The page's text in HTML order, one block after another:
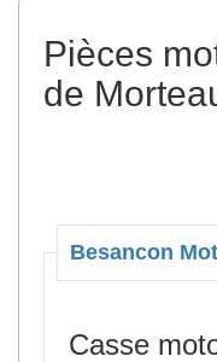
Pièces
de
Besancon
Casse